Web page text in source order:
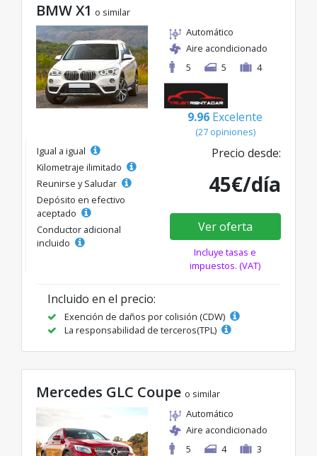
BMW X1 o similar
Automático
Aire acondicionado
5
5 4
9.96 Excelente
(27 opiniones)
Igual a igual
Kilometraje ilimitado
Reunirse y Saludar
Depósito en efectivo
aceptado
Conductor adicional
incluido
Precio desde:
45€/día
Ver oferta
Incluye tasas e
impuestos. (VAT)
Incluido en el precio:
Exención de daños por colisión (CDW)
La responsabilidad de terceros(TPL)
Mercedes GLC Coupe o similar
Automático
Aire acondicionado
5
4 3